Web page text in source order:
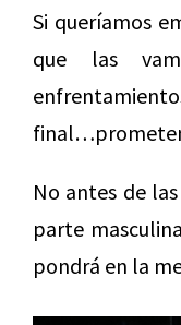
Si queríamos
que las
No antes de
parte
pondrá en la